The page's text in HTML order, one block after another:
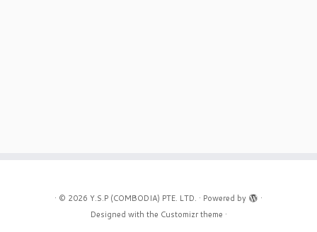
· © 2026 Y.S.P (COMBODIA) PTE. LTD. · Powered by
·
Designed with the Customizr theme ·